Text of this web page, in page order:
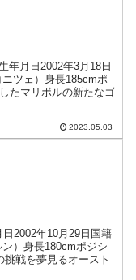
年月日2002年3月18日
ツェ）身長185cmポ
たマリボルの新たなゴ
2023.05.03
2002年10月29日国籍
）身長180cmポジシ
戦を夢見るオースト